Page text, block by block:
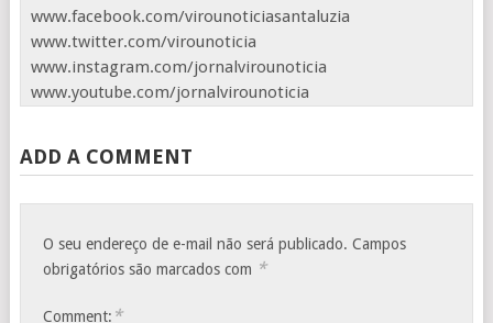
www.facebook.com/virounoticiasantaluzia
www.twitter.com/virounoticia
www.instagram.com/jornalvirounoticia
www.youtube.com/jornalvirounoticia
ADD A COMMENT
O seu endereço de e-mail não será publicado. Campos
obrigatórios são marcados com *
Comment: *